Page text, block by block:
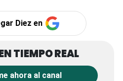
Diez en
ahora al canal